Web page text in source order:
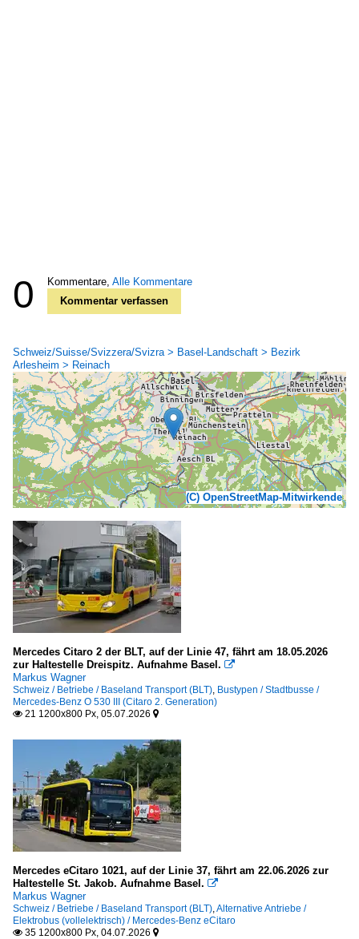
0 Kommentare, Alle Kommentare
Kommentar verfassen
Schweiz/Suisse/Svizzera/Svizra > Basel-Landschaft > Bezirk
Arlesheim > Reinach
(C) OpenStreetMap-Mitwirkende
Mercedes Citaro 2 der BLT, auf der Linie 47, fährt am 18.05.2026
zur Haltestelle Dreispitz. Aufnahme Basel. 
Markus Wagner
Schweiz / Betriebe / Baseland Transport (BLT), Bustypen / Stadtbusse /
Mercedes-Benz O 530 III (Citaro 2. Generation)
 21 1200x800 Px, 05.07.2026 
Mercedes eCitaro 1021, auf der Linie 37, fährt am 22.06.2026 zur
Haltestelle St. Jakob. Aufnahme Basel. 
Markus Wagner
Schweiz / Betriebe / Baseland Transport (BLT),Alternative Antriebe /
Elektrobus (vollelektrisch) / Mercedes-Benz eCitaro
 35 1200x800 Px, 04.07.2026 